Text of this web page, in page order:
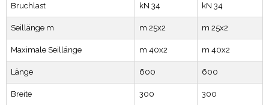
Bruchlast kN 34 kN 34
Seillänge m m 25x2 m 25x2
Maximale Seillänge m 40x2 m 40x2
Länge 600 600
Breite 300 300